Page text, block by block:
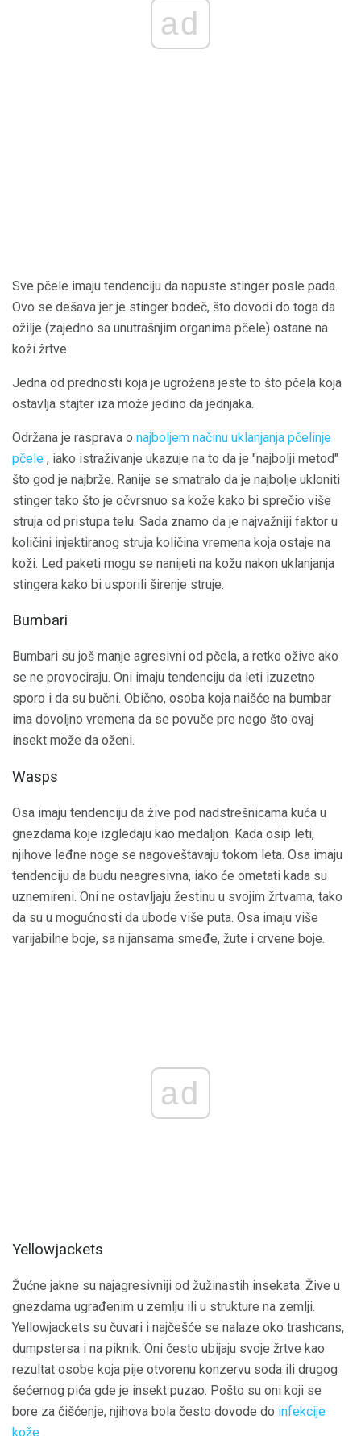
ad
Sve pčele imaju tendenciju da napuste stinger posle pada.
Ovo se dešava jer je stinger bodeč, što dovodi do toga da
ožilje (zajedno sa unutrašnjim organima pčele) ostane na
koži žrtve.
Jedna od prednosti koja je ugrožena jeste to što pčela koja
ostavlja stajter iza može jedino da jednjaka.
Održana je rasprava o najboljem načinu uklanjanja pčelinje
pčele , iako istraživanje ukazuje na to da je "najbolji metod"
što god je najbrže. Ranije se smatralo da je najbolje ukloniti
stinger tako što je očvrsnuo sa kože kako bi sprečio više
struja od pristupa telu. Sada znamo da je najvažniji faktor u
količini injektiranog struja količina vremena koja ostaje na
koži. Led paketi mogu se nanijeti na kožu nakon uklanjanja
stingera kako bi usporili širenje struje.
Bumbari
Bumbari su još manje agresivni od pčela, a retko ožive ako
se ne provociraju. Oni imaju tendenciju da leti izuzetno
sporo i da su bučni. Obično, osoba koja naišće na bumbar
ima dovoljno vremena da se povuče pre nego što ovaj
insekt može da oženi.
Wasps
Osa imaju tendenciju da žive pod nadstrešnicama kuća u
gnezdama koje izgledaju kao medaljon. Kada osip leti,
njihove leđne noge se nagoveštavaju tokom leta. Osa imaju
tendenciju da budu neagresivna, iako će ometati kada su
uznemireni. Oni ne ostavljaju žestinu u svojim žrtvama, tako
da su u mogućnosti da ubode više puta. Osa imaju više
varijabilne boje, sa nijansama smeđe, žute i crvene boje.
ad
Yellowjackets
Žućne jakne su najagresivniji od žužinastih insekata. Žive u
gnezdama ugrađenim u zemlju ili u strukture na zemlji.
Yellowjackets su čuvari i najčešće se nalaze oko trashcans,
dumpstersa i na piknik. Oni često ubijaju svoje žrtve kao
rezultat osobe koja pije otvorenu konzervu soda ili drugog
šećernog pića gde je insekt puzao. Pošto su oni koji se
bore za čišćenje, njihova bola često dovode do infekcije
kože .